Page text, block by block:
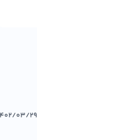
۱۴۰۲/۰۳/۲۹